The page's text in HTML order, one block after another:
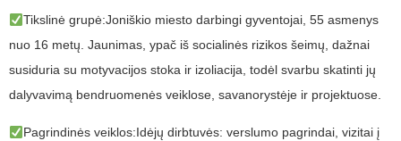
Tikslinė grupė:Joniškio miesto darbingi gyventojai, 55 asmenys
nuo 16 metų. Jaunimas, ypač iš socialinės rizikos šeimų, dažnai
susiduria su motyvacijos stoka ir izoliacija, todėl svarbu skatinti jų
dalyvavimą bendruomenės veiklose, savanorystėje ir projektuose.
Pagrindinės veiklos:Idėjų dirbtuvės: verslumo pagrindai, vizitai į